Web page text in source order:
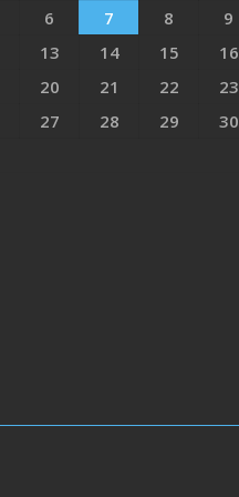
6 7 8
9
13 14 15
16
20 21 22
23
27 28 29
30